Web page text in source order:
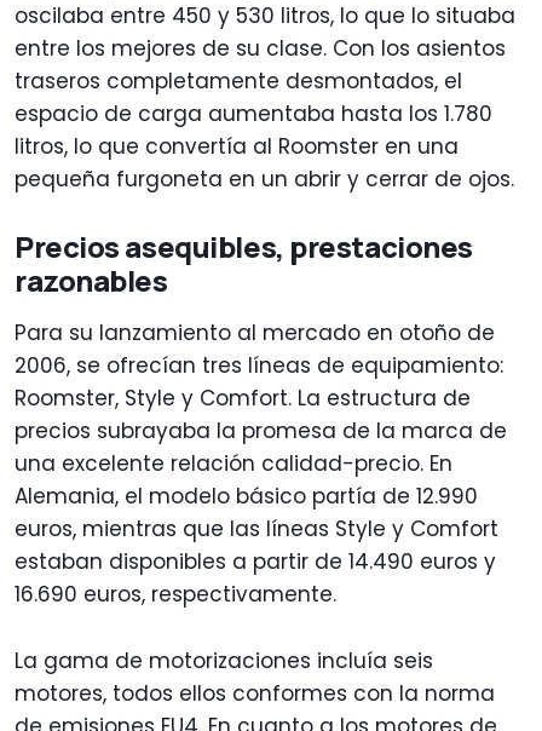
oscilaba entre 450 y 530 litros, lo que lo situaba
entre los mejores de su clase. Con los asientos
traseros completamente desmontados, el
espacio de carga aumentaba hasta los 1.780
litros, lo que convertía al Roomster en una
pequeña furgoneta en un abrir y cerrar de ojos.
Precios asequibles, prestaciones
razonables
Para su lanzamiento al mercado en otoño de
2006, se ofrecían tres líneas de equipamiento:
Roomster, Style y Comfort. La estructura de
precios subrayaba la promesa de la marca de
una excelente relación calidad-precio. En
Alemania, el modelo básico partía de 12.990
euros, mientras que las líneas Style y Comfort
estaban disponibles a partir de 14.490 euros y
16.690 euros, respectivamente.
La gama de motorizaciones incluía seis
motores, todos ellos conformes con la norma